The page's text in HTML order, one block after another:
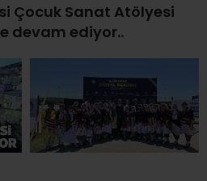
Çocuk Sanat Atölyesi
devam ediyor..